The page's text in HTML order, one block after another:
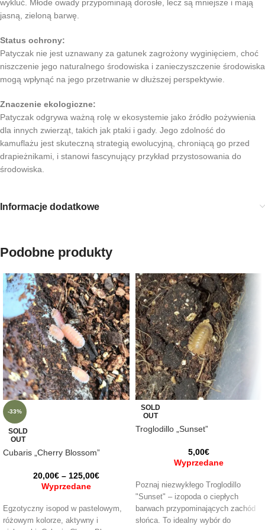
wykluć. Młode owady przypominają dorosłe, lecz są mniejsze i mają
jasną, zieloną barwę.
Status ochrony:
Patyczak nie jest uznawany za gatunek zagrożony wyginięciem, choć
niszczenie jego naturalnego środowiska i zanieczyszczenie środowiska
mogą wpłynąć na jego przetrwanie w dłuższej perspektywie.
Znaczenie ekologiczne:
Patyczak odgrywa ważną rolę w ekosystemie jako źródło pożywienia
dla innych zwierząt, takich jak ptaki i gady. Jego zdolność do
kamuflażu jest skuteczną strategią ewolucyjną, chroniącą go przed
drapieżnikami, i stanowi fascynujący przykład przystosowania do
środowiska.
Informacje dodatkowe
Podobne produkty
-33%
SOLD
OUT
Cubaris „Cherry Blossom”
20,00€ – 125,00€
Wyprzedane
Egzotyczny isopod w pastelowym,
różowym kolorze, aktywny i
SOLD
OUT
Troglodillo „Sunset”
5,00€
Wyprzedane
Poznaj niezwykłego Troglodillo
"Sunset" – izopoda o ciepłych
barwach przypominających zachód
słońca. To idealny wybór do